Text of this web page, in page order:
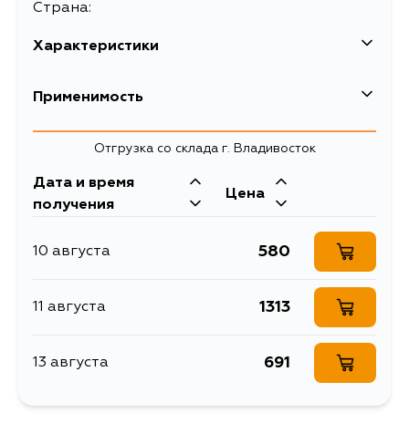
Страна:
Характеристики
Применимость
Отгрузка со склада г. Владивосток
Дата и время
получения
Цена
10 августа 580
11 августа 1313
13 августа 691